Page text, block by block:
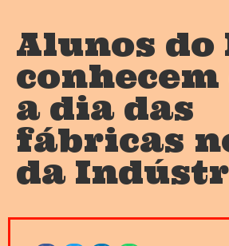
Alunos do
a dia das
fábricas
da